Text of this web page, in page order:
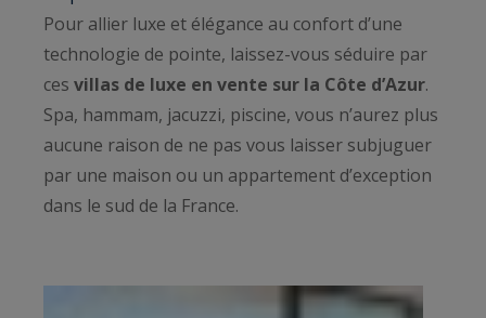
Pour allier luxe et élégance au confort d’une
technologie de pointe, laissez-vous séduire par
ces villas de luxe en vente sur la Côte d’Azur.
Spa, hammam, jacuzzi, piscine, vous n’aurez plus
aucune raison de ne pas vous laisser subjuguer
par une maison ou un appartement d’exception
dans le sud de la France.